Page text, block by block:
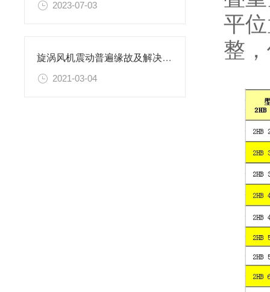
2023-07-03
旋涡风机震动普遍缘故及解决方案
2021-03-04
平
整